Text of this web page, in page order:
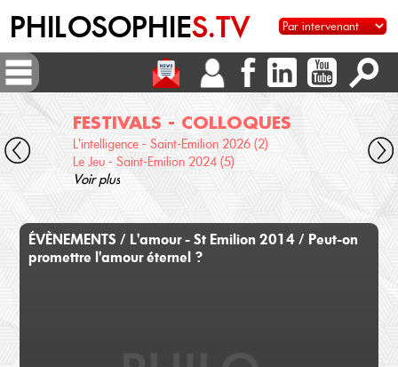
PHILOSOPHIES.TV
FESTIVALS - COLLOQUES
L'intelligence - Saint-Emilion 2026 (2)
Le Jeu - Saint-Emilion 2024 (5)
Voir plus
ÉVÈNEMENTS / L'amour - St Emilion 2014 / Peut-on
promettre l'amour éternel ?